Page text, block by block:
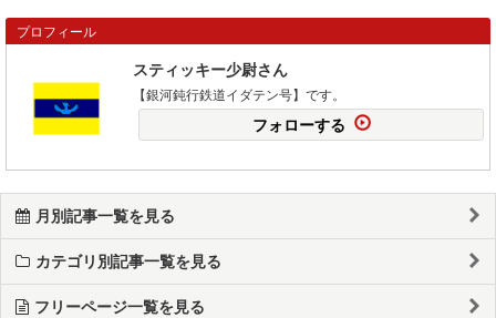
プロフィール
スティッキー少尉さん
【銀河鈍行鉄道イダテン号】です。
フォローする
月別記事一覧を見る
カテゴリ別記事一覧を見る
フリーページ一覧を見る